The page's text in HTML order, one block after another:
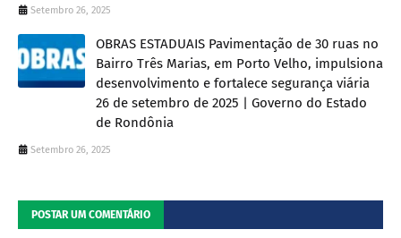
Setembro 26, 2025
OBRAS ESTADUAIS Pavimentação de 30 ruas no
Bairro Três Marias, em Porto Velho, impulsiona
desenvolvimento e fortalece segurança viária
26 de setembro de 2025 | Governo do Estado
de Rondônia
Setembro 26, 2025
POSTAR UM COMENTÁRIO